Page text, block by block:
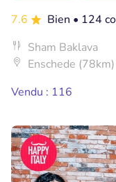
7.6
Bien • 124
Sham Baklava
Enschede (78km)
Vendu : 116